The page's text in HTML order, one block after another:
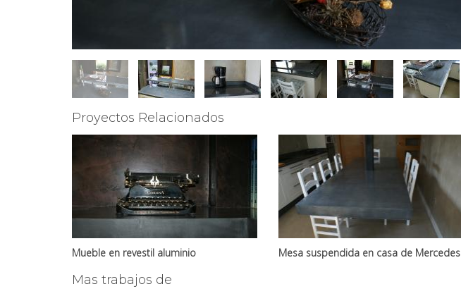
Proyectos Relacionados
Mueble en revestil aluminio Mesa suspendida en casa de Mercedes
Mas trabajos de